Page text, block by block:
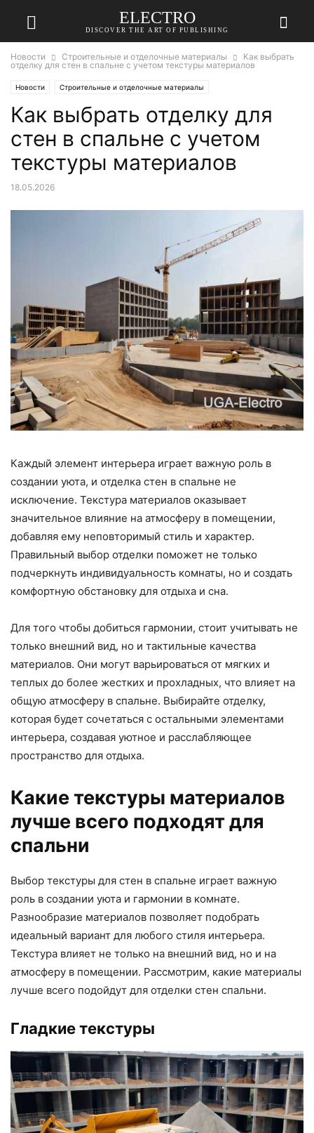
ELECTRO
DISCOVER THE ART OF PUBLISHING
Новости Строительные и отделочные материалы
Как выбрать
отделку для стен в спальне с учетом текстуры материалов
Новости Строительные и отделочные материалы
Как выбрать отделку для
стен в спальне с учетом
текстуры материалов
18.05.2026
Каждый элемент интерьера играет важную роль в
создании уюта, и отделка стен в спальне не
исключение. Текстура материалов оказывает
значительное влияние на атмосферу в помещении,
добавляя ему неповторимый стиль и характер.
Правильный выбор отделки поможет не только
подчеркнуть индивидуальность комнаты, но и создать
комфортную обстановку для отдыха и сна.
Для того чтобы добиться гармонии, стоит учитывать не
только внешний вид, но и тактильные качества
материалов. Они могут варьироваться от мягких и
теплых до более жестких и прохладных, что влияет на
общую атмосферу в спальне. Выбирайте отделку,
которая будет сочетаться с остальными элементами
интерьера, создавая уютное и расслабляющее
пространство для отдыха.
Какие текстуры материалов
лучше всего подходят для
спальни
Выбор текстуры для стен в спальне играет важную
роль в создании уюта и гармонии в комнате.
Разнообразие материалов позволяет подобрать
идеальный вариант для любого стиля интерьера.
Текстура влияет не только на внешний вид, но и на
атмосферу в помещении. Рассмотрим, какие материалы
лучше всего подойдут для отделки стен спальни.
Гладкие текстуры